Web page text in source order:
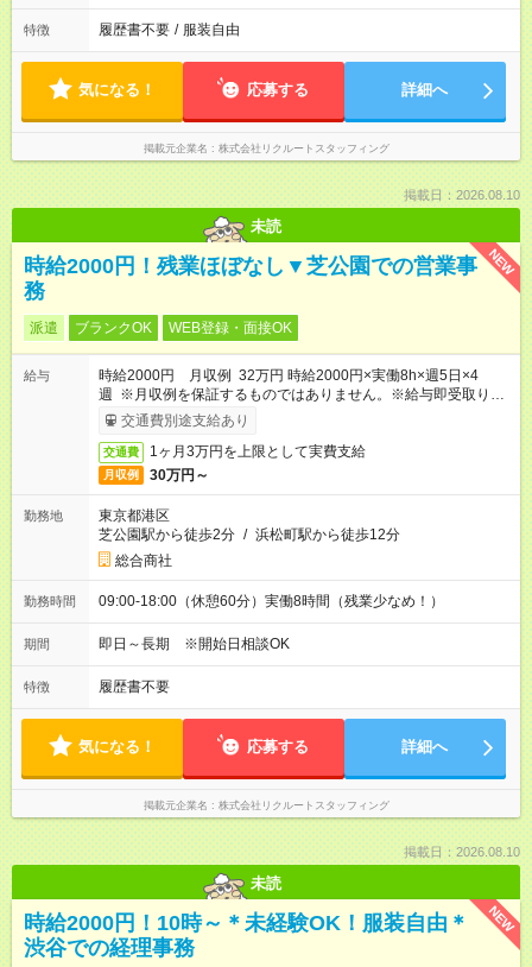
特徴 履歴書不要 / 服装自由
気になる！ 応募する 詳細へ
掲載元企業名 株式会社リクルートスタッフィング
掲載日：2026.08.10
未読
NEW
時給2000円！残業ほぼなし▼芝公園での営業事
務
派遣 ブランクOK WEB登録・面接OK
給与
時給2000円 月収例 32万円 時給2000円×実働8h×週5日×4
週 ※月収例を保証するものではありません。※給与即受取りサ
ービス利用可（利用条件有）
交通費別途支給あり
交通費 1ヶ月3万円を上限として実費支給
月収例 30万円～
勤務地
東京都港区
芝公園駅から徒歩2分 / 浜松町駅から徒歩12分
総合商社
勤務時間 09:00-18:00（休憩60分）実働8時間（残業少なめ！）
期間 即日～長期 ※開始日相談OK
特徴 履歴書不要
気になる！ 応募する 詳細へ
掲載元企業名 株式会社リクルートスタッフィング
掲載日：2026.08.10
未読
NEW
時給2000円！10時～＊未経験OK！服装自由＊
渋谷での経理事務